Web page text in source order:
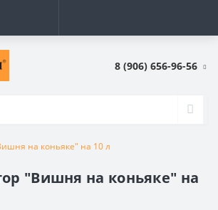
8 (906) 656-96-56
на коньяке" на 10 л
"Вишня на коньяке" на